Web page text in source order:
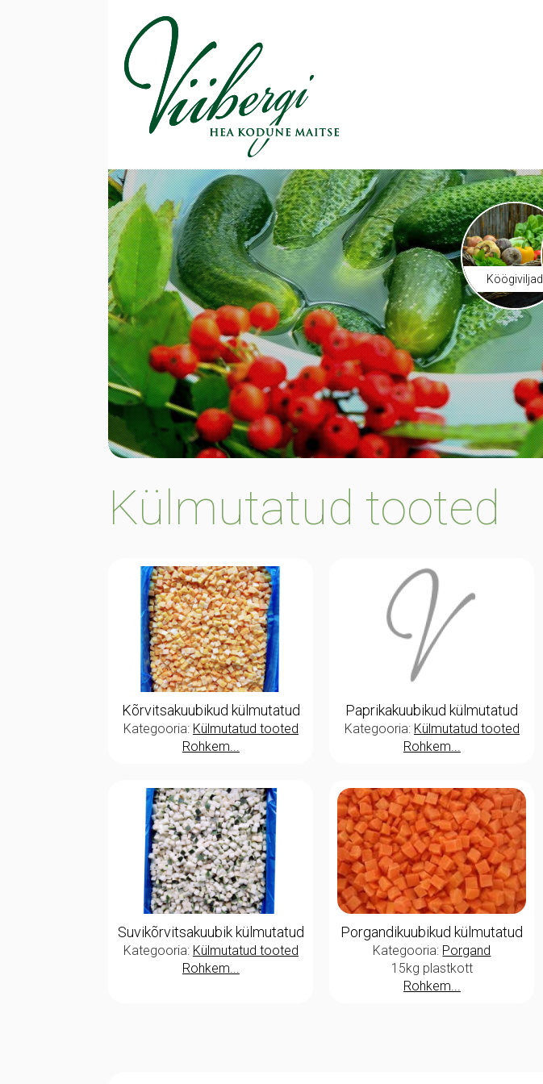
Köögiviljad
Külmutatud tooted
Kõrvitsakuubikud külmutatud
Kategooria: Külmutatud tooted
Rohkem...
Paprikakuubikud külmutatud
Kategooria: Külmutatud tooted
Rohkem...
Suvikõrvitsakuubik külmutatud
Kategooria: Külmutatud tooted
Rohkem...
Porgandikuubikud külmutatud
Kategooria: Porgand
15kg plastkott
Rohkem...